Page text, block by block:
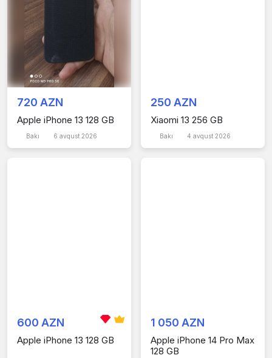
720 AZN
Apple iPhone 13 128 GB
Bakı 6 avqust 2026
250 AZN
Xiaomi 13 256 GB
Bakı 4 avqust 2026
600 AZN
Apple iPhone 13 128 GB
1 050 AZN
Apple iPhone 14 Pro Max
128 GB